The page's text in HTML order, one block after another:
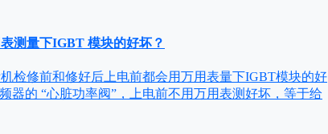
测量下IGBT 模块的好坏？
检修前和修好后上电前都会用万用表量下IGBT模块的好
器的 “心脏功率阀”，上电前不用万用表测好坏，等于给